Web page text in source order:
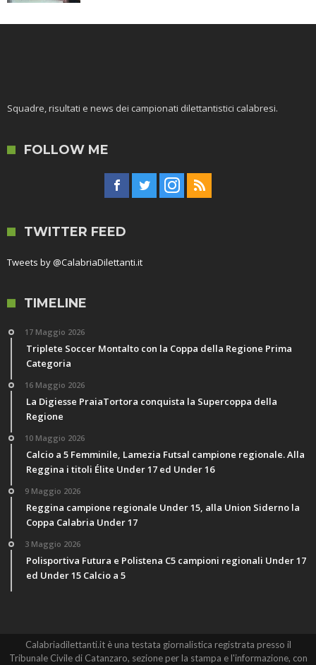
Squadre, risultati e news dei campionati dilettantistici calabresi.
FOLLOW ME
TWITTER FEED
Tweets by @CalabriaDilettanti.it
TIMELINE
17 Maggio 2026
Triplete Soccer Montalto con la Coppa della Regione Prima
Categoria
16 Maggio 2026
La Digiesse PraiaTortora conquista la Supercoppa della
Regione
10 Maggio 2026
Calcio a 5 Femminile, Lamezia Futsal campione regionale. Alla
Reggina i titoli Élite Under 17 ed Under 16
9 Maggio 2026
Reggina campione regionale Under 15, alla Union Siderno la
Coppa Calabria Under 17
3 Maggio 2026
Polisportiva Futura e Polistena C5 campioni regionali Under 17
ed Under 15 Calcio a 5
Calabriadilettanti.it è una testata giornalistica registrata presso il
Tribunale Civile di Catanzaro, sezione per la stampa e l'informazione, con